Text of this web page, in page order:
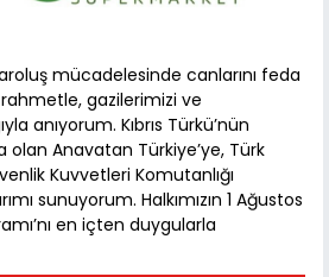
mücadelesinde canlarını feda
gazilerimizi ve
anıyorum. Kıbrıs Türkü’nün
olan Anavatan Türkiye’ye, Türk
Kuvvetleri Komutanlığı
sunuyorum. Halkımızın 1 Ağustos
en içten duygularla